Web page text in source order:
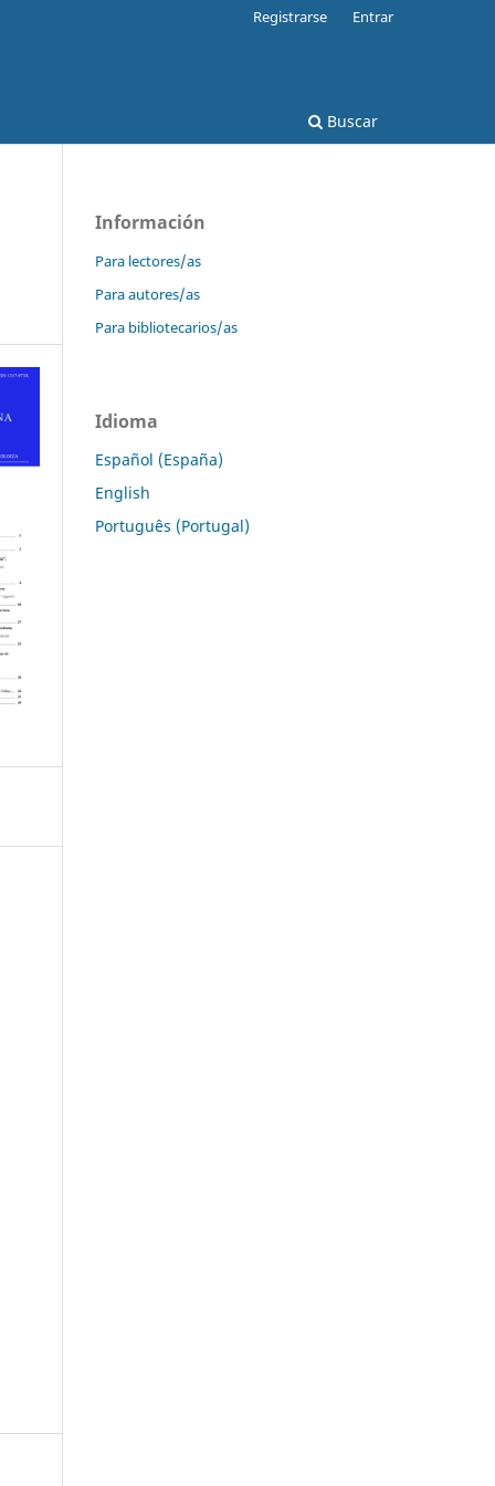
Buscar
Registrarse Entrar
Información
Para lectores/as
Para autores/as
Para bibliotecarios/as
Idioma
Español (España)
English
Português (Portugal)